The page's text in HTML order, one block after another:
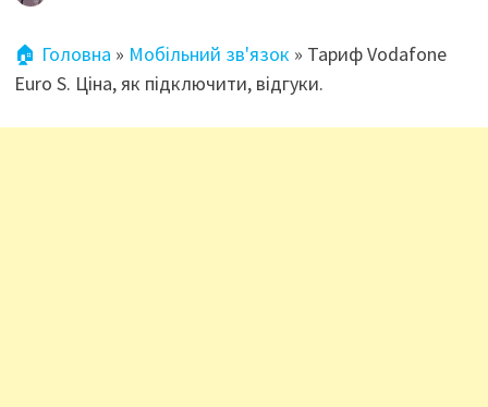
🏠 Головна » Мобільний зв'язок » Тариф Vodafone
Euro S. Ціна, як підключити, відгуки.